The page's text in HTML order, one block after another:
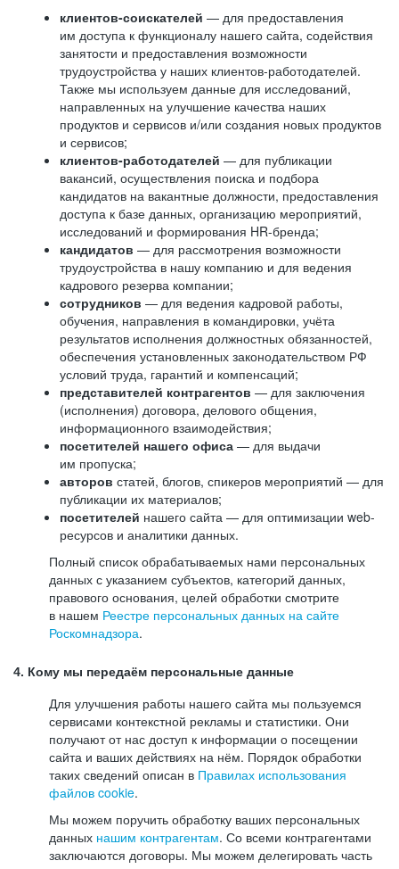
клиентов-соискателей — для предоставления
им доступа к функционалу нашего сайта, содействия
занятости и предоставления возможности
трудоустройства у наших клиентов-работодателей.
Также мы используем данные для исследований,
направленных на улучшение качества наших
продуктов и сервисов и/или создания новых продуктов
и сервисов;
клиентов-работодателей — для публикации
вакансий, осуществления поиска и подбора
кандидатов на вакантные должности, предоставления
доступа к базе данных, организацию мероприятий,
исследований и формирования HR-бренда;
кандидатов — для рассмотрения возможности
трудоустройства в нашу компанию и для ведения
кадрового резерва компании;
сотрудников — для ведения кадровой работы,
обучения, направления в командировки, учёта
результатов исполнения должностных обязанностей,
обеспечения установленных законодательством РФ
условий труда, гарантий и компенсаций;
представителей контрагентов — для заключения
(исполнения) договора, делового общения,
информационного взаимодействия;
посетителей нашего офиса — для выдачи
им пропуска;
авторов статей, блогов, спикеров мероприятий — для
публикации их материалов;
посетителей нашего сайта — для оптимизации web-
ресурсов и аналитики данных.
Полный список обрабатываемых нами персональных
данных с указанием субъектов, категорий данных,
правового основания, целей обработки смотрите
в нашем Реестре персональных данных на сайте
Роскомнадзора.
4. Кому мы передаём персональные данные
Для улучшения работы нашего сайта мы пользуемся
сервисами контекстной рекламы и статистики. Они
получают от нас доступ к информации о посещении
сайта и ваших действиях на нём. Порядок обработки
таких сведений описан в Правилах использования
файлов cookie.
Мы можем поручить обработку ваших персональных
данных нашим контрагентам. Со всеми контрагентами
заключаются договоры. Мы можем делегировать часть